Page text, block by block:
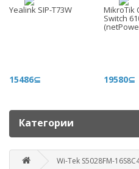
Наш адрес
г. Бишкек, ул. Матросова, 47
Пн-пт - 9.00-18.00
Данил
Yealink SIP-T73W
15486⊆
MikroTik
Switch
19580⊆
Категории
Wi-Tek S5028FM-